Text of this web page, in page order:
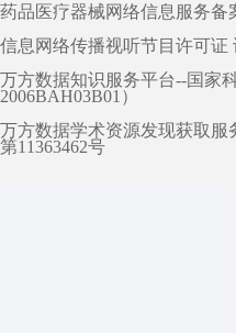
药品医疗器械网络信息服务备
信息网络传播视听节目许可证
万方数据知识服务平台--国家
2006BAH03B01）
万方数据学术资源发现获取
第11363462号